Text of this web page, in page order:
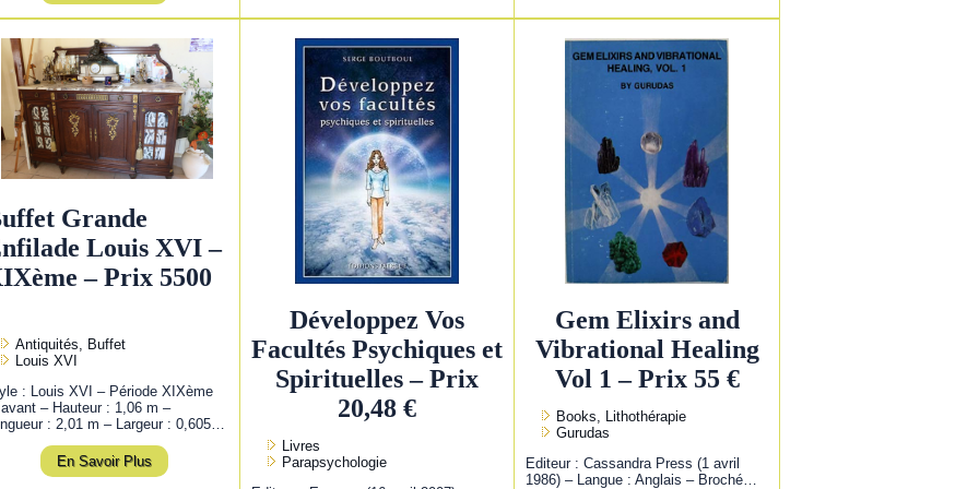
Grande
Louis XVI –
– Prix 5500
Antiquités, Buffet
Louis XVI
: Louis XVI – Période XIXème
– Hauteur : 1,06 m –
: 2,01 m – Largeur : 0,605…
En Savoir Plus
Développez Vos
Facultés Psychiques et
Spirituelles – Prix
20,48 €
Livres
Parapsychologie
Gem Elixirs and
Vibrational Healing
Vol 1 – Prix 55 €
Books, Lithothérapie
Gurudas
Editeur : Cassandra Press (1 avril
1986) – Langue : Anglais – Broché…